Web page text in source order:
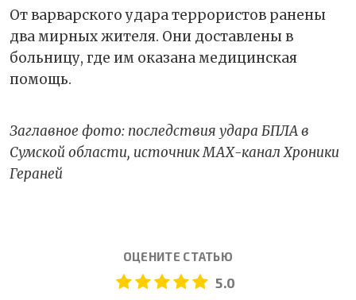
От варварского удара террористов ранены
два мирных жителя. Они доставлены в
больницу, где им оказана медицинская
помощь.
Заглавное фото: последствия удара БПЛА в
Сумской области, источник МАХ-канал Хроники
Гераней
ОЦЕНИТЕ СТАТЬЮ
5.0